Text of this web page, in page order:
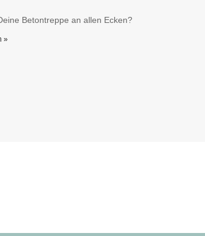
Betontreppe an allen Ecken?
»